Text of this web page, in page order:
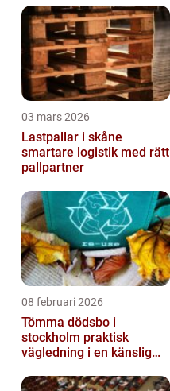
03 mars 2026
Lastpallar i skåne
smartare logistik med rätt
pallpartner
08 februari 2026
Tömma dödsbo i
stockholm praktisk
vägledning i en känslig